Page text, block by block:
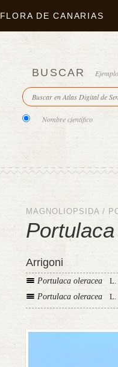
FLORA DE CANARIAS
BUSCAR
Nombre científico
MAGNOLIOPSIDA /
Arrigoni
Portulaca oleracea
L.
Portulaca oleracea
L.